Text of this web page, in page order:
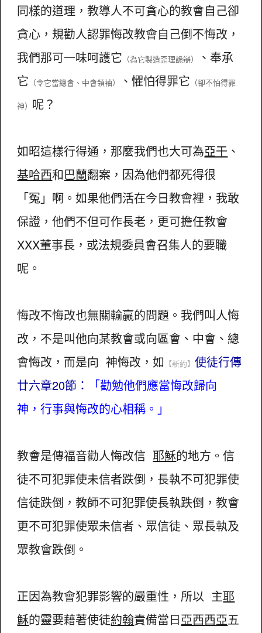
同樣的道理，教導人不可貪心的教會自己卻
貪心，規勸人認罪悔改教會自己倒不悔改，
我們那可一味呵護它 （為它製造歪理詭辯）
、奉承
它 （令它當總會、中會領袖） 、懼怕得罪它 （卻不怕得罪
神） 呢？
如昭這樣行得通，那麼我們也大可為亞干 、
基哈西和巴蘭翻案，因為他們都死得很
「冤」啊。如果他們活在今日教會裡，我敢
保證，他們不但可作長老，更可擔任教會
XXX董事長，或法規委員會召集人的要職
呢。
悔改不悔改也無關輸贏的問題。我們叫人悔
改，不是叫他向某教會或向區會、中會、總
會悔改，而是向 神悔改，如 【新約】使徒行傳
廿六章20節：
「勸勉他們應當悔改歸向
神，行事與悔改的心相稱。」
教會是傳福音勸人悔改信耶穌的地方。信
徒不可犯罪使未信者跌倒，長執不可犯罪使
信徒跌倒，教師不可犯罪使長執跌倒，教會
更不可犯罪使眾未信者、眾信徒、眾長執及
眾教會跌倒。
正因為教會犯罪影響的嚴重性，所以 主耶
穌的靈要藉著使徒約翰責備當日亞西西亞五